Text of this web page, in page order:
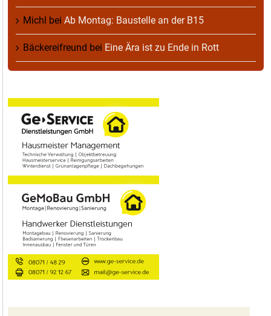
Michl bei Ab Montag: Baustelle an der B15
Bäckereifreund bei Eine Ära ist zu Ende in Rott